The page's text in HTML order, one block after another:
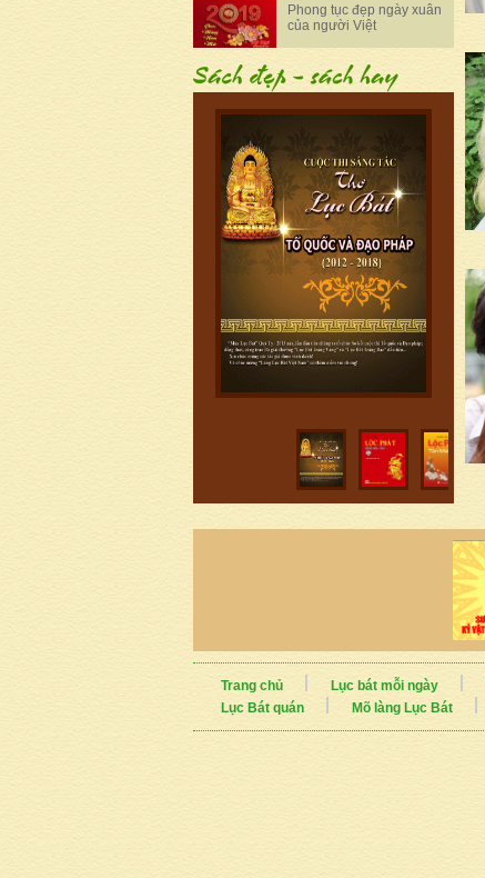
Phong tục đẹp ngày xuân
của người Việt
Trang chủ Lục bát mỗi ngày
Lục Bát quán
Mõ làng Lục Bát